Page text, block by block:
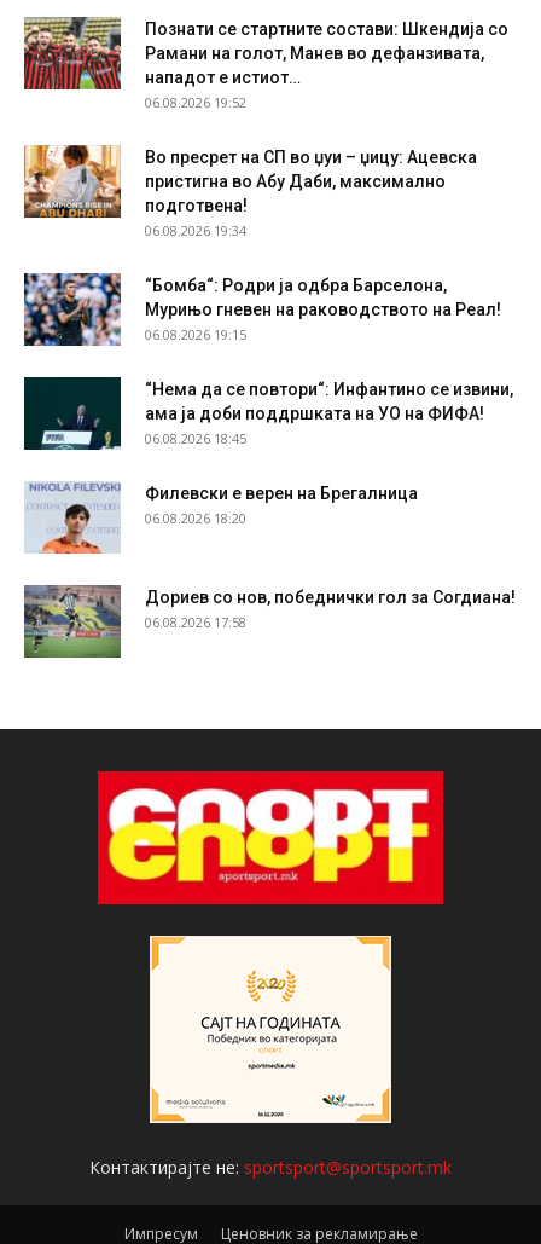
Познати се стартните состави: Шкендија со
Рамани на голот, Манев во дефанзивата,
нападот е истиот…
06.08.2026 19:52
Во пресрет на СП во џуи – џицу: Ацевска
пристигна во Абу Даби, максимално
подготвена!
06.08.2026 19:34
“Бомба“: Родри ја одбра Барселона,
Мурињо гневен на раководството на Реал!
06.08.2026 19:15
“Нема да се повтори“: Инфантино се извини,
ама ја доби поддршката на УО на ФИФА!
06.08.2026 18:45
Филевски е верен на Брегалница
06.08.2026 18:20
Дориев со нов, победнички гол за Согдиана!
06.08.2026 17:58
Контактирајте не: sportsport@sportsport.mk
Импресум Ценовник за рекламирање